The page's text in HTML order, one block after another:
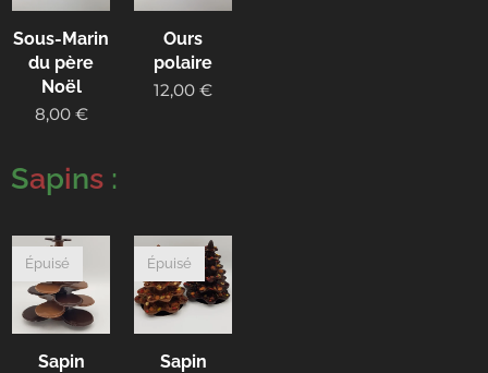
Sous-Marin
du père
Noël
8,00€
Ours
polaire
12,00 €
Sapins :
Sapin
Épuisé
Sapin
Épuisé